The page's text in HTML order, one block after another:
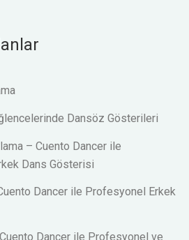
Dansöz Gösterileri
– Cuento Dancer ile
Dans Gösterisi
Dancer ile Profesyonel Erkek
Dancer ile Profesyonel ve